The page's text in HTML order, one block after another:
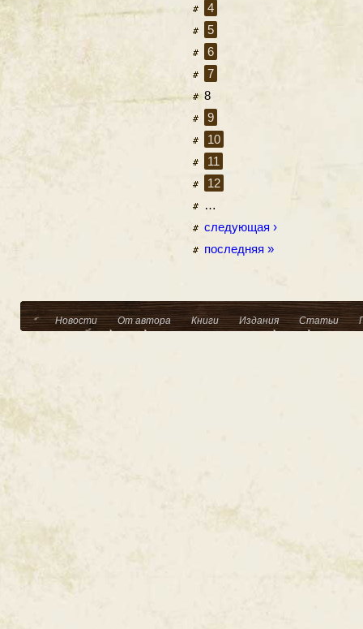
4
5
6
7
8
9
10
11
12
…
следующая ›
последняя »
Новости От автора Книги Издания Статьи